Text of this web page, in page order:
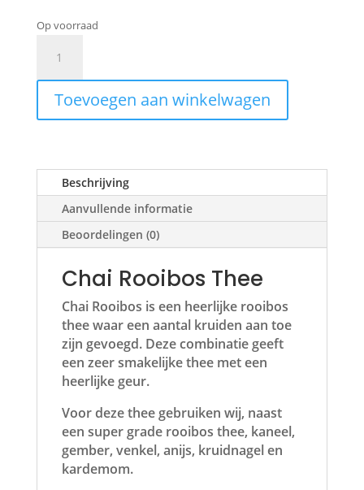
Op voorraad
Rooibos
Thee
aantal
Toevoegen aan winkelwagen
Beschrijving
Aanvullende informatie
Beoordelingen (0)
Chai Rooibos Thee
Chai Rooibos is een heerlijke rooibos
thee waar een aantal kruiden aan toe
zijn gevoegd. Deze combinatie geeft
een zeer smakelijke thee met een
heerlijke geur.
Voor deze thee gebruiken wij, naast
een super grade rooibos thee, kaneel,
gember, venkel, anijs, kruidnagel en
kardemom.